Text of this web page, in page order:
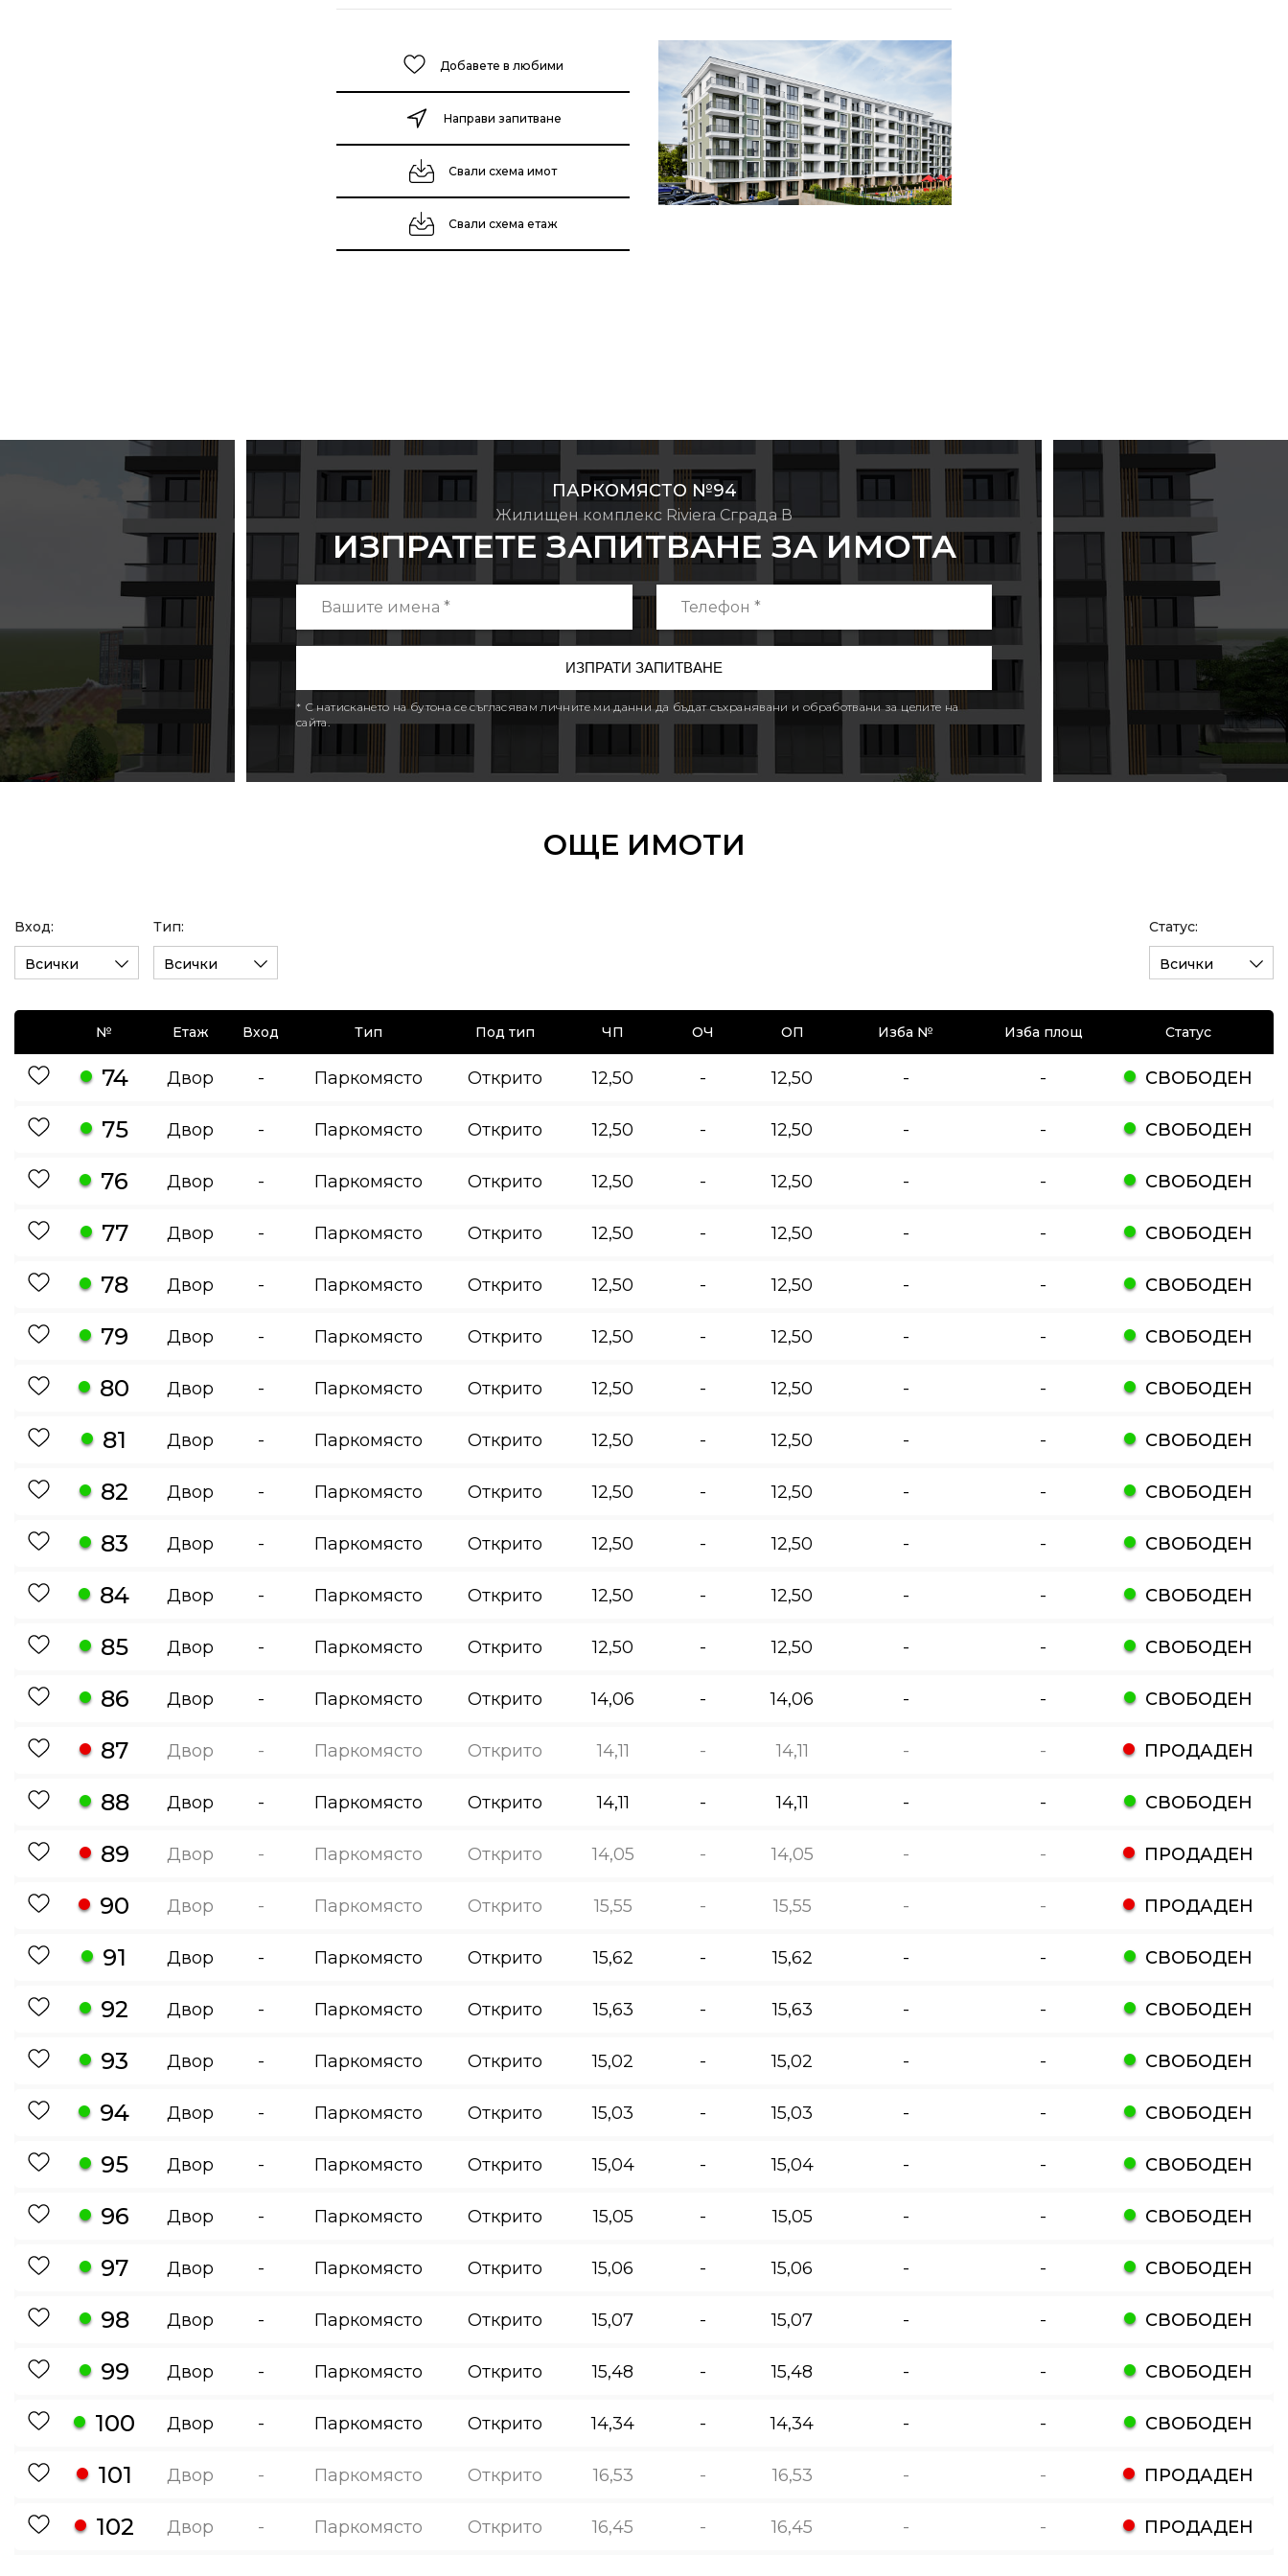
Добавете в любими
Направи запитване
Свали схема имот
Свали схема етаж
ПАРКОМЯСТО №94
Жилищен комплекс Riviera Сграда В
ИЗПРАТЕТЕ ЗАПИТВАНЕ ЗА ИМОТА
* С натискането на бутона се съгласявам личните ми данни да бъдат съхранявани и обработвани за целите на
сайта.
ОЩЕ ИМОТИ
Вход:
Всички
Тип:
Всички
Статус:
Всички
№ Етаж Вход Тип Под тип ЧП ОЧ ОП Изба № Изба площ Статус
74 Двор - Паркомясто Открито 12,50 - 12,50 - - СВОБОДЕН
75 Двор - Паркомясто Открито 12,50 - 12,50 - - СВОБОДЕН
76 Двор - Паркомясто Открито 12,50 - 12,50 - - СВОБОДЕН
77 Двор - Паркомясто Открито 12,50 - 12,50 - - СВОБОДЕН
78 Двор - Паркомясто Открито 12,50 - 12,50 - - СВОБОДЕН
79 Двор - Паркомясто Открито 12,50 - 12,50 - - СВОБОДЕН
80 Двор - Паркомясто Открито 12,50 - 12,50 - - СВОБОДЕН
81 Двор - Паркомясто Открито 12,50 - 12,50 - - СВОБОДЕН
82 Двор - Паркомясто Открито 12,50 - 12,50 - - СВОБОДЕН
83 Двор - Паркомясто Открито 12,50 - 12,50 - - СВОБОДЕН
84 Двор - Паркомясто Открито 12,50 - 12,50 - - СВОБОДЕН
85 Двор - Паркомясто Открито 12,50 - 12,50 - - СВОБОДЕН
86 Двор - Паркомясто Открито 14,06 - 14,06 - - СВОБОДЕН
87 Двор - Паркомясто Открито 14,11 - 14,11 - - ПРОДАДЕН
88 Двор - Паркомясто Открито 14,11 - 14,11 - - СВОБОДЕН
89 Двор - Паркомясто Открито 14,05 - 14,05 - - ПРОДАДЕН
90 Двор - Паркомясто Открито 15,55 - 15,55 - - ПРОДАДЕН
91 Двор - Паркомясто Открито 15,62 - 15,62 - - СВОБОДЕН
92 Двор - Паркомясто Открито 15,63 - 15,63 - - СВОБОДЕН
93 Двор - Паркомясто Открито 15,02 - 15,02 - - СВОБОДЕН
94 Двор - Паркомясто Открито 15,03 - 15,03 - - СВОБОДЕН
95 Двор - Паркомясто Открито 15,04 - 15,04 - - СВОБОДЕН
96 Двор - Паркомясто Открито 15,05 - 15,05 - - СВОБОДЕН
97 Двор - Паркомясто Открито 15,06 - 15,06 - - СВОБОДЕН
98 Двор - Паркомясто Открито 15,07 - 15,07 - - СВОБОДЕН
99 Двор - Паркомясто Открито 15,48 - 15,48 - - СВОБОДЕН
100 Двор - Паркомясто Открито 14,34 - 14,34 - - СВОБОДЕН
101 Двор - Паркомясто Открито 16,53 - 16,53 - - ПРОДАДЕН
102 Двор - Паркомясто Открито 16,45 - 16,45 - - ПРОДАДЕН